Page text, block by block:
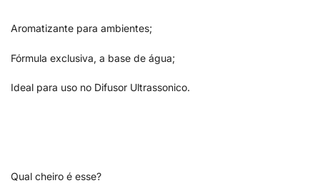
Aromatizante para ambientes;
Fórmula exclusiva, a base de água;
Ideal para uso no Difusor Ultrassonico.
Qual cheiro é esse?